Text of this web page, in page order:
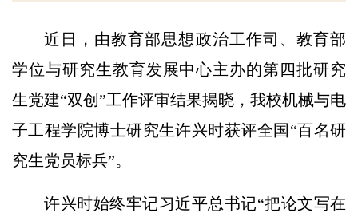
近日，由教育部思想政治工作司、教育部
学位与研究生教育发展中心主办的第四批研究
生党建“双创”工作评审结果揭晓，我校机械与电
子工程学院博士研究生许兴时获评全国“百名研
究生党员标兵”。
许兴时始终牢记习近平总书记“把论文写在